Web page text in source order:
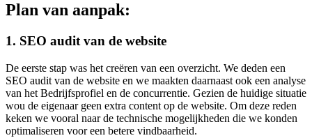
Plan van aanpak:
1. SEO audit van de website
De eerste stap was het creëren van een overzicht. We deden een
SEO audit van de website en we maakten daarnaast ook een analyse
van het Bedrijfsprofiel en de concurrentie. Gezien de huidige situatie
wou de eigenaar geen extra content op de website. Om deze reden
keken we vooral naar de technische mogelijkheden die we konden
optimaliseren voor een betere vindbaarheid.